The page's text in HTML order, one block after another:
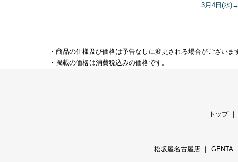
3月4日(水
・商品の仕様及び価格は予告なしに変更される場合がございま
・掲載の価格は消費税込みの価格です。
トップ｜
松坂屋名古屋店 ｜ GENTA